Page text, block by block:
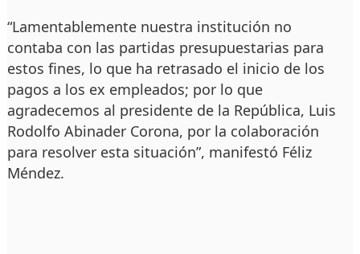
“Lamentablemente nuestra institución no
contaba con las partidas presupuestarias para
estos fines, lo que ha retrasado el inicio de los
pagos a los ex empleados; por lo que
agradecemos al presidente de la República, Luis
Rodolfo Abinader Corona, por la colaboración
para resolver esta situación”, manifestó Féliz
Méndez.